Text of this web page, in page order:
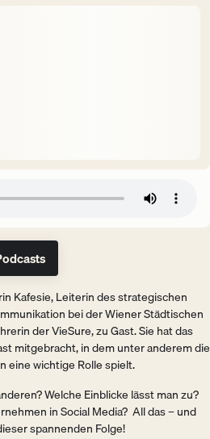
Kafesie, Leiterin des strategischen
bei der Wiener Städtischen
der VieSure, zu Gast. Sie hat das
mitgebracht, in dem unter anderem die
eine wichtige Rolle spielt.
Welche Einblicke lässt man zu?
in Social Media? All das – und
spannenden Folge!